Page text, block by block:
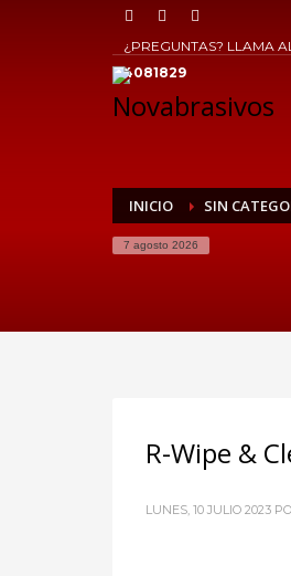
ARCHIVOS
julio 2023
agosto 2015
CATEGORÍAS
META
¿PREGUNTAS? LLAMA
4081829
INICIO SIN
7 agosto 2026
R-Wipe &
LUNES, 10 JULIO 2023